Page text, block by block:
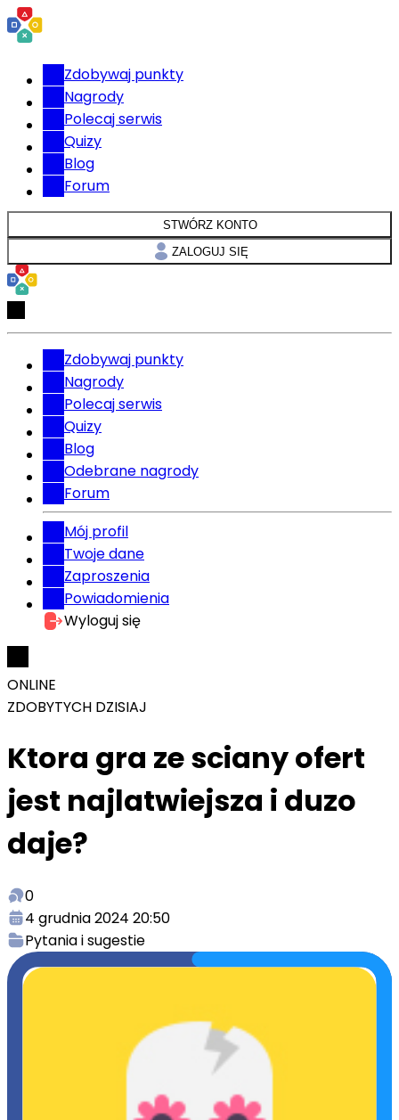
Zdobywaj punkty
Nagrody
Polecaj serwis
Quizy
Blog
Forum
STWÓRZ KONTO
ZALOGUJ SIĘ
Zdobywaj punkty
Nagrody
Polecaj serwis
Quizy
Blog
Odebrane nagrody
Forum
Mój profil
Twoje dane
Zaproszenia
Powiadomienia
Wyloguj się
ONLINE
ZDOBYTYCH DZISIAJ
Ktora gra ze sciany ofert
jest najlatwiejsza i duzo
daje?
0
4 grudnia 2024 20:50
Pytania i sugestie